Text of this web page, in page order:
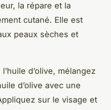
la répare et la
cutané. Elle est
peaux sèches et
d’olive, mélangez
d’olive avec une
sur le visage et